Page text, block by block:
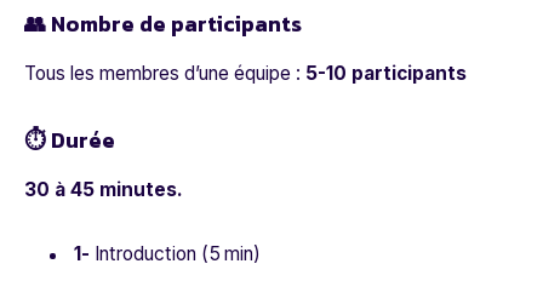
👥 Nombre de participants
Tous les membres d’une équipe : 5-10 participants
⏱ Durée
30 à 45 minutes.
1- Introduction (5 min)